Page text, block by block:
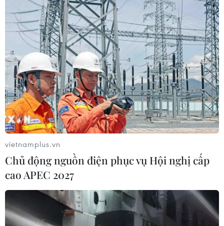
vietnamplus.vn
Chủ động nguồn điện phục vụ Hội nghị cấp
cao APEC 2027